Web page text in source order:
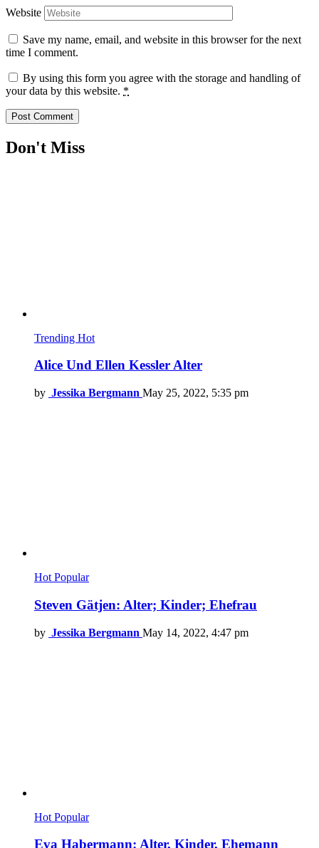
Website
Save my name, email, and website in this browser for the next
time I comment.
By using this form you agree with the storage and handling of
your data by this website. *
Don't Miss
Trending Hot
Alice Und Ellen Kessler Alter
by Jessika Bergmann May 25, 2022, 5:35 pm
Hot Popular
Steven Gätjen: Alter; Kinder; Ehefrau
by Jessika Bergmann May 14, 2022, 4:47 pm
Hot Popular
Eva Habermann: Alter, Kinder, Ehemann